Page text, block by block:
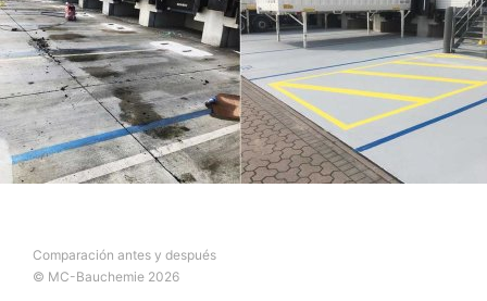
Comparación antes y después
© MC-Bauchemie 2026